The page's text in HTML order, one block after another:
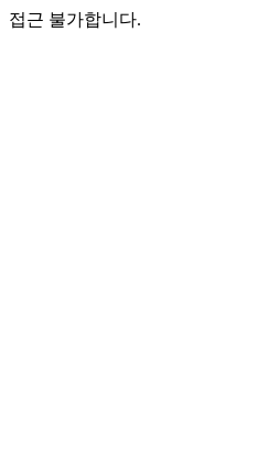
접근 불가합니다.